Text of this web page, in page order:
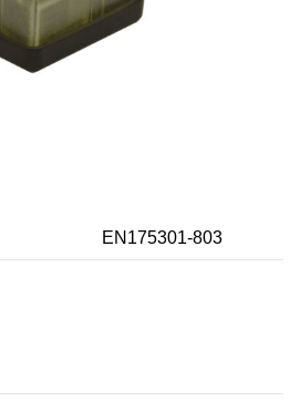
EN175301-803